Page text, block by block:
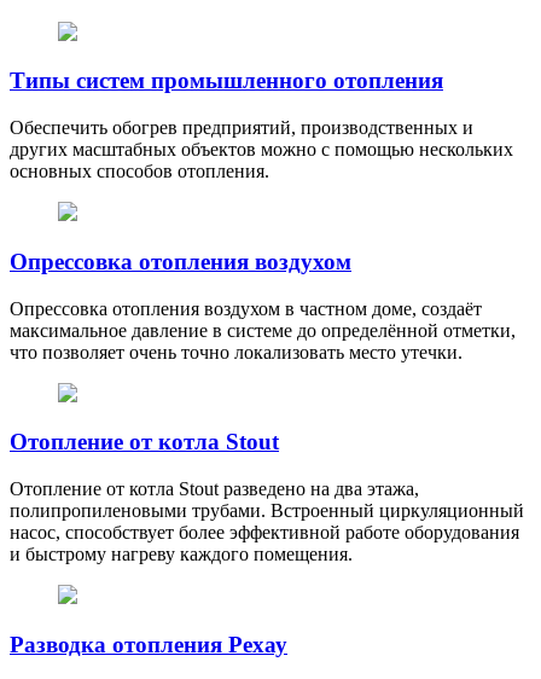
Типы систем промышленного отопления
Обеспечить обогрев предприятий, производственных и
других масштабных объектов можно с помощью нескольких
основных способов отопления.
Опрессовка отопления воздухом
Опрессовка отопления воздухом в частном доме, создаёт
максимальное давление в системе до определённой отметки,
что позволяет очень точно локализовать место утечки.
Отопление от котла Stout
Отопление от котла Stout разведено на два этажа,
полипропиленовыми трубами. Встроенный циркуляционный
насос, способствует более эффективной работе оборудования
и быстрому нагреву каждого помещения.
Разводка отопления Рехау